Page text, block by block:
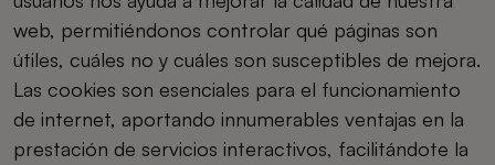
web, permitiéndonos controlar qué páginas son
útiles, cuáles no y cuáles son susceptibles de mejora.
Las cookies son esenciales para el funcionamiento
de internet, aportando innumerables ventajas en la
prestación de servicios interactivos, facilitándote la